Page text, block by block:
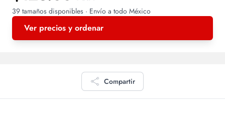
39 tamaños disponibles · Envío a todo México
Ver precios y ordenar
Compartir